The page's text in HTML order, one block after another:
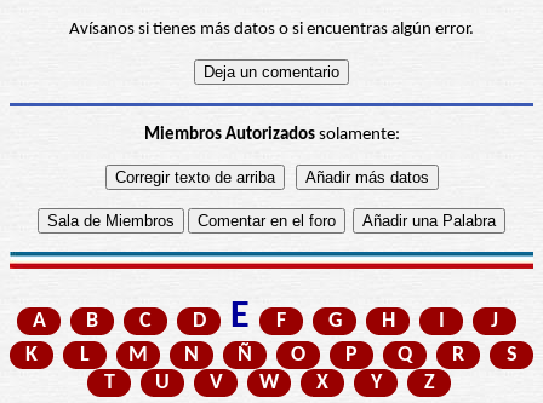
Avísanos si tienes más datos o si encuentras algún error.
Miembros Autorizadossolamente:
A B C D E F G H I
J
K
L M N Ñ O P Q R
S
T
U V W X Y Z